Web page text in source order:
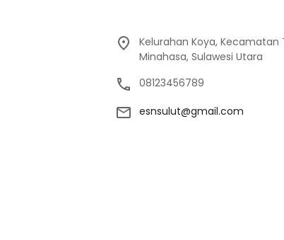
Kelurahan Koya,
Minahasa, Sulawesi Utara
08123456789
esnsulut@gmail.com